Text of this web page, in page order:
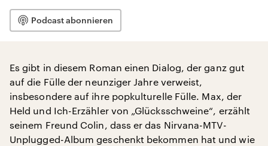
Podcast abonnieren
Es gibt in diesem Roman einen Dialog, der ganz gut
auf die Fülle der neunziger Jahre verweist,
insbesondere auf ihre popkulturelle Fülle. Max, der
Held und Ich-Erzähler von „Glücksschweine“, erzählt
seinem Freund Colin, dass er das Nirvana-MTV-
Unplugged-Album geschenkt bekommen hat und wie